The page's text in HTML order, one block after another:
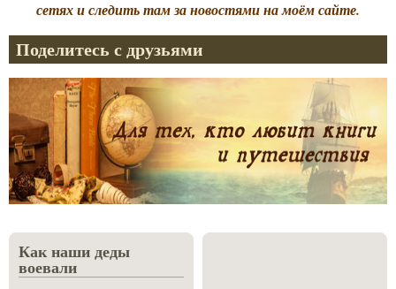
сетях и следить там за новостями на моём сайте.
Поделитесь с друзьями
Как наши деды
воевали